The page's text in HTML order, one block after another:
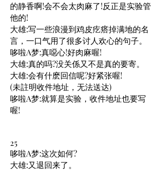
的静香啊!会不会太肉麻了!反正是实验管
他的!
大雄:写一些浪漫到鸡皮疙瘩掉满地的名
言，一口气用了很多讨人欢心的句子。
哆啦A梦:真噁心!好肉麻喔!
大雄:真的吗?没关係又不是真的要寄。
大雄:会有什麽回信呢?好紧张喔!
(未註明收件地址，无法送达)
哆啦A梦:就算是实验，收件地址也要写
喔!
25
哆啦A梦:这次如何?
大雄:又退回来了。